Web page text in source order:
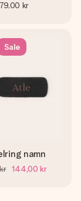
kr
Sale
namn
144,00 kr